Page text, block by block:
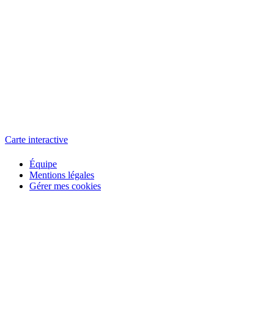
Carte interactive
Équipe
Mentions légales
Gérer mes cookies